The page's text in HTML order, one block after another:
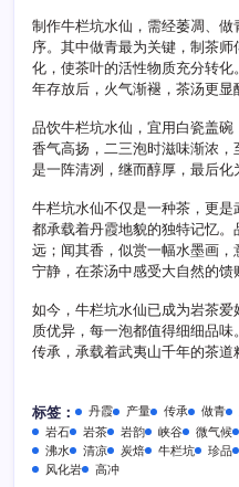
制作牛栏坑水仙，需经萎凋、
序。其中做青最为关键，制茶
化，使茶叶的活性物质充分转
年存放后，火气渐褪，茶汤更显
品饮牛栏坑水仙，宜用白瓷盖
香气高扬，二三泡时滋味渐浓
是一阵清冽，继而醇厚，最后化
牛栏坑水仙不仅是一种茶，更是
都承载着丹霞地貌的独特记忆
远；闻其香，似赏一幅水墨画
宁静，在茶汤中感受大自然的馈
如今，牛栏坑水仙已成为岩茶
质优异，每一泡都值得细细品
传承，承载着武夷山千年的茶道
标签： 丹霞 产量 传承 做青
岩石
岩茶 岩韵 峡谷 微气候
沸水
清凉 炭焙 牛栏坑 珍品
风化岩
高冲